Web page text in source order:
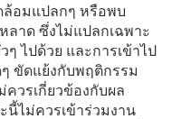
ล้อมแปลกๆ หรือพบ
ลาด ซึ่งไม่แปลกเฉพาะ
ไปด้วย และการเข้าไป
ขัดแย้งกับพฤติกรรม
ควรเกี่ยวข้องกับผล
นี้ไม่ควรเข้าร่วมงาน